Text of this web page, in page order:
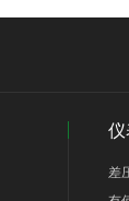
仪
差